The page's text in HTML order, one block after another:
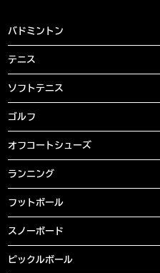
バドミントン
テニス
ソフトテニス
ゴルフ
オフコートシューズ
ランニング
フットボール
スノーボード
ピックルボール